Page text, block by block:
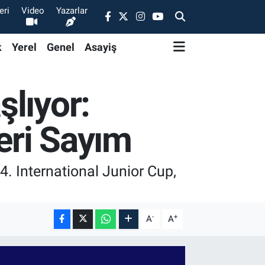
Video Yazarlar
Yerel Genel Asayiş
Sayım
International Junior Cup,
A- A+